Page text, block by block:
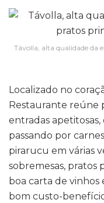
Távolla, alta qualidade da
Localizado no
Restaurante reúne
entradas
passando por
pirarucu em várias
sobremesas, pratos
boa carta de
bom custo-